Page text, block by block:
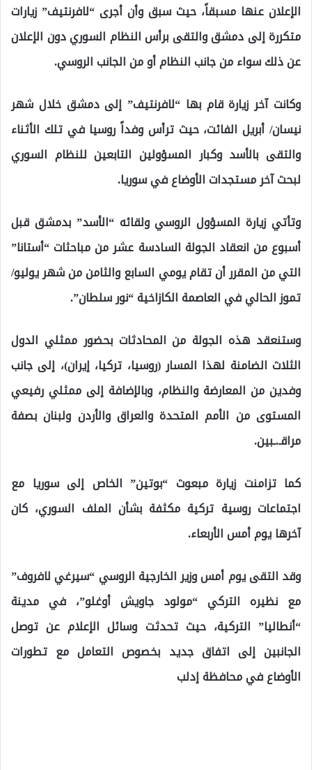
الإعلان عنها مسبقاً، حيث سبق وأن أجرى “لافرنتيف” زيارات
متكررة إلى دمشق والتقى برأس النظام السوري دون الإعلان
عن ذلك سواء من جانب النظام أو من الجانب الروسي.
وكانت آخر زيارة قام بها “لافرنتيف” إلى دمشق خلال شهر
نيسان/ أبريل الفائت، حيث ترأس وفداً روسيا في تلك الأثناء
والتقى بالأسد وكبار المسؤولين التابعين للنظام السوري
لبحث آخر مستجدات الأوضاع في سوريا.
وتأتي زيارة المسؤول الروسي ولقائه “الأسد” بدمشق قبل
أسبوع من انعقاد الجولة السادسة عشر من مباحثات “أستانا”
التي من المقرر أن تقام يومي السابع والثامن من شهر يوليو/
تموز الحالي في العاصمة الكازاخية “نور سلطان”.
وستنعقد هذه الجولة من المحادثات بحضور ممثلي الدول
الثلاث الضامنة لهذا المسار (روسيا، تركيا، إيران)، إلى جانب
وفدين من المعارضة والنظام، وبالإضافة إلى ممثلي رفيعي
المستوى من الأمم المتحدة والعراق والأردن ولبنان بصفة
مراقـ.ـبين.
كما تزامنت زيارة مبعوث “بوتين” الخاص إلى سوريا مع
اجتماعات روسية تركية مكثفة بشأن الملف السوري، كان
آخرها يوم أمس الأربعاء.
وقد التقى يوم أمس وزير الخارجية الروسي “سيرغي لافروف”
مع نظيره التركي “مولود جاويش أوغلو”، في مدينة
“أنطاليا” التركية، حيث تحدثت وسائل الإعلام عن توصل
الجانبين إلى اتفاق جديد بخصوص التعامل مع تطورات
الأوضاع في محافظة إدلب